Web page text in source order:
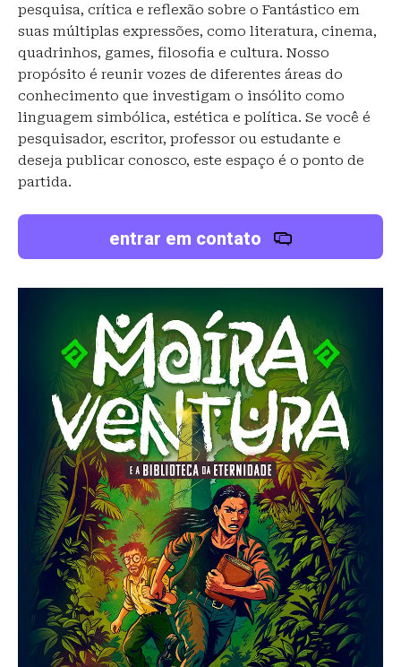
pesquisa, crítica e reflexão sobre o Fantástico em
suas múltiplas expressões, como literatura, cinema,
quadrinhos, games, filosofia e cultura. Nosso
propósito é reunir vozes de diferentes áreas do
conhecimento que investigam o insólito como
linguagem simbólica, estética e política. Se você é
pesquisador, escritor, professor ou estudante e
deseja publicar conosco, este espaço é o ponto de
partida.
entrar em contato